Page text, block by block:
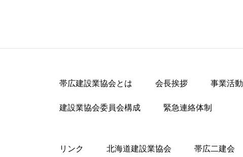
帯広建設業協会とは 会長挨拶 事業活動
建設業協会委員会構成 緊急連絡体制
リンク 北海道建設業協会 帯広二建会